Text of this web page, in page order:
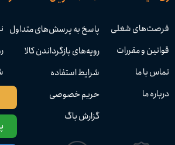
پاسخ به پرسش‌های متداول
رویه‌های بازگرداندن کالا
شرایط استفاده
حریم خصوصی
گزارش باگ
فرصت‌های شغلی
قوانین و مقررات
تماس با ما
درباره ما